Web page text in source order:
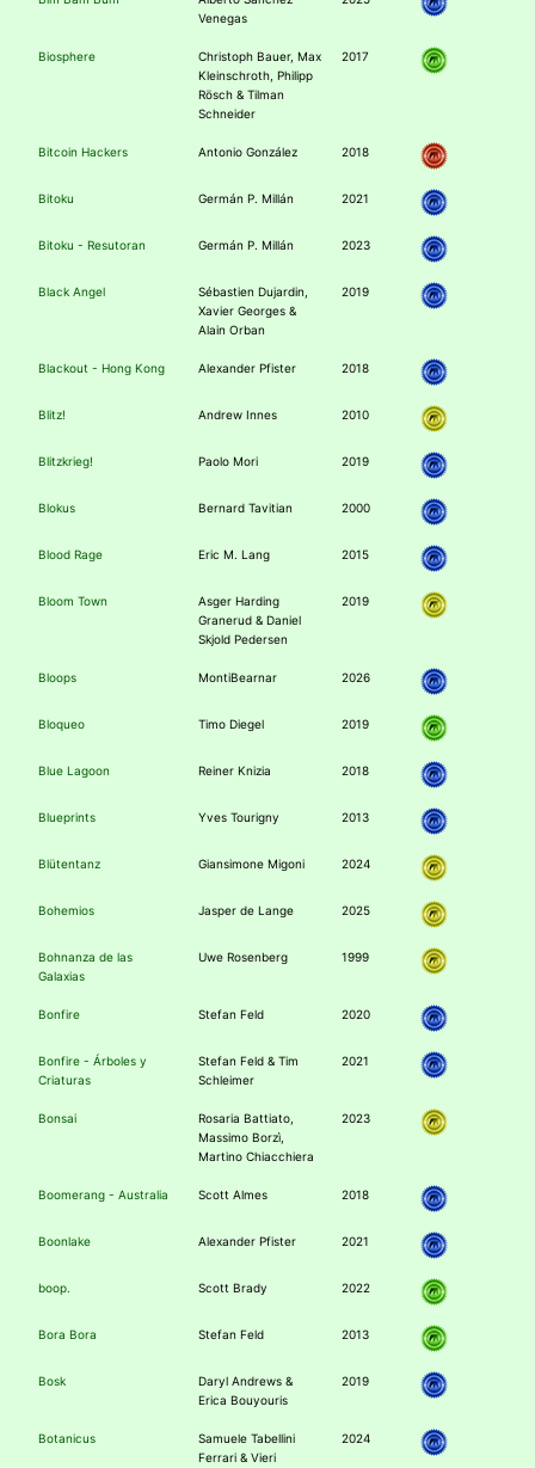
Venegas
Biosphere
Christoph Bauer, Max
Kleinschroth, Philipp
Rösch & Tilman
Schneider
2017
Bitcoin Hackers Antonio González 2018
Bitoku Germán P. Millán 2021
Bitoku - Resutoran Germán P. Millán 2023
Black Angel
Sébastien Dujardin,
Xavier Georges &
Alain Orban
2019
Blackout - Hong Kong Alexander Pfister 2018
Blitz! Andrew Innes 2010
Blitzkrieg! Paolo Mori 2019
Blokus Bernard Tavitian 2000
Blood Rage Eric M. Lang 2015
Bloom Town
Asger Harding
Granerud & Daniel
Skjold Pedersen
2019
Bloops MontiBearnar 2026
Bloqueo Timo Diegel 2019
Blue Lagoon Reiner Knizia 2018
Blueprints Yves Tourigny 2013
Blütentanz Giansimone Migoni 2024
Bohemios Jasper de Lange 2025
Bohnanza de las
Galaxias
Uwe Rosenberg 1999
Bonfire Stefan Feld 2020
Bonfire - Árboles y
Criaturas
Stefan Feld & Tim
Schleimer
2021
Bonsai
Rosaria Battiato,
Massimo Borzì,
Martino Chiacchiera
2023
Boomerang - Australia Scott Almes 2018
Boonlake Alexander Pfister 2021
boop. Scott Brady 2022
Bora Bora Stefan Feld 2013
Bosk
Daryl Andrews &
Erica Bouyouris
2019
Botanicus
Samuele Tabellini
Ferrari & Vieri
2024